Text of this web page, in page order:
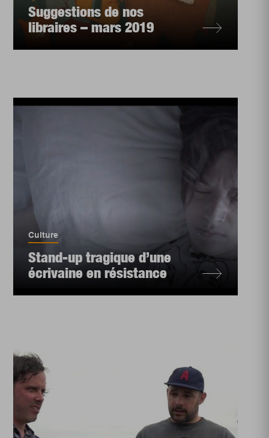
Suggestions de nos
libraires – mars 2019
Culture
Stand-up tragique d’une
écrivaine en résistance